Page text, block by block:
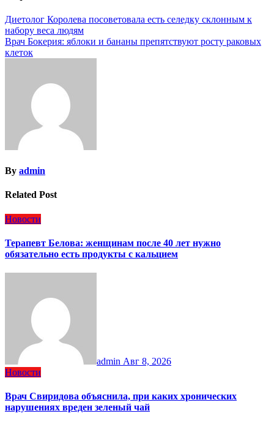
Навигация
по
записям
Диетолог Королева посоветовала есть селедку склонным к
набору веса людям
Врач Бокерия: яблоки и бананы препятствуют росту раковых
клеток
By admin
Related Post
Новости
Терапевт Белова: женщинам после 40 лет нужно
обязательно есть продукты с кальцием
admin Авг 8, 2026
Новости
Врач Свиридова объяснила, при каких хронических
нарушениях вреден зеленый чай